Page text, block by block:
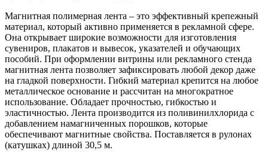
Магнитная полимерная лента – это эффективный крепежный
материал, который активно применяется в рекламной сфере.
Она открывает широкие возможности для изготовления
сувениров, плакатов и вывесок, указателей и обучающих
пособий. При оформлении витрины или рекламного стенда
магнитная лента позволяет зафиксировать любой декор даже
на гладкой поверхности. Гибкий материал крепится на любое
металлическое основание и рассчитан на многократное
использование. Обладает прочностью, гибкостью и
эластичностью. Лента производится из поливинилхлорида с
добавлением намагниченных порошков, которые
обеспечивают магнитные свойства. Поставляется в рулонах
(катушках) длиной 30,5 м.